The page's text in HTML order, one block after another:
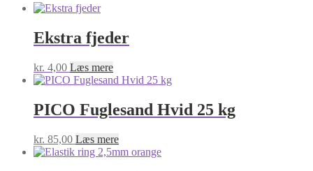
Ekstra fjeder
kr. 4,00 Læs mere
PICO Fuglesand Hvid 25 kg
kr. 85,00 Læs mere